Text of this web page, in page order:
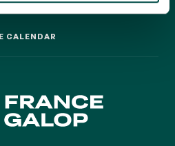
BY-STEP GUIDE
BY-STEP GUIDE
CALENDAR